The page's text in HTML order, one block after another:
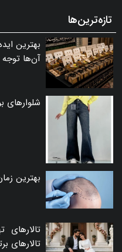
تازه‌ترین‌ها
بهترین
آن‌ها
بهترین
تالارهای